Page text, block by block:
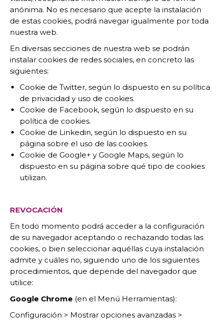
anónima. No es necesario que acepte la instalación
de estas cookies, podrá navegar igualmente por toda
nuestra web.
En diversas secciones de nuestra web se podrán
instalar cookies de redes sociales, en concreto las
siguientes:
Cookie de Twitter, según lo dispuesto en su política
de privacidad y uso de cookies.
Cookie de Facebook, según lo dispuesto en su
política de cookies.
Cookie de Linkedin, según lo dispuesto en su
página sobre el uso de las cookies.
Cookie de Google+ y Google Maps, según lo
dispuesto en su página sobre qué tipo de cookies
utilizan.
REVOCACIÓN
En todo momento podrá acceder a la configuración
de su navegador aceptando o rechazando todas las
cookies, o bien seleccionar aquéllas cuya instalación
admite y cuáles no, siguiendo uno de los siguientes
procedimientos, que depende del navegador que
utilice:
Google Chrome (en el Menú Herramientas):
Configuración > Mostrar opciones avanzadas >